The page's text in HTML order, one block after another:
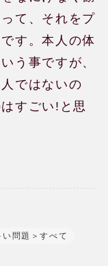
て、それをプ
す。本人の体
う事ですが、
ではないの
すごい!と思
い問題＞すべて